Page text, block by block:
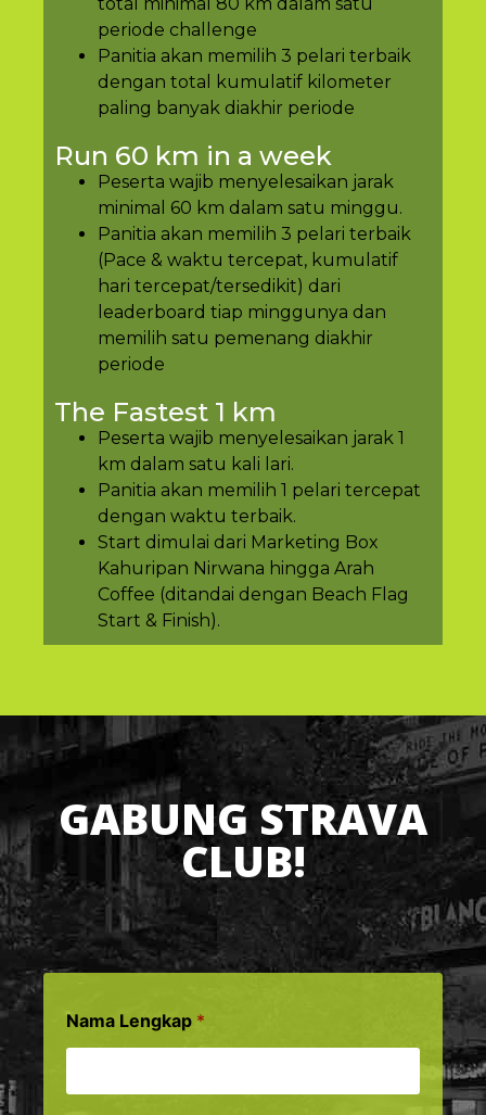
periode challenge
Panitia akan memilih 3 pelari terbaik
dengan total kumulatif kilometer
paling banyak diakhir periode
Run 60 km in a week
Peserta wajib menyelesaikan jarak
minimal 60 km dalam satu minggu.
Panitia akan memilih 3 pelari terbaik
(Pace & waktu tercepat, kumulatif
hari tercepat/tersedikit) dari
leaderboard tiap minggunya dan
memilih satu pemenang diakhir
periode
The Fastest 1 km
Peserta wajib menyelesaikan jarak 1
km dalam satu kali lari.
Panitia akan memilih 1 pelari tercepat
dengan waktu terbaik.
Start dimulai dari Marketing Box
Kahuripan Nirwana hingga Arah
Coffee (ditandai dengan Beach Flag
Start & Finish).
GABUNG STRAVA
CLUB!
Nama Lengkap *